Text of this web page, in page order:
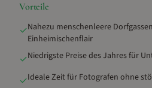
Vorteile
✓Nahezu menschenleere
Einheimischenflair
✓Niedrigste Preise des Jahres für
✓Ideale Zeit für Fotografen ohne